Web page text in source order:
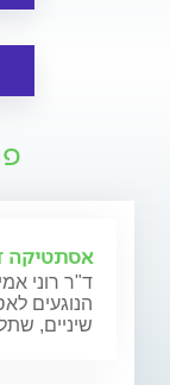
אסתטיקה
ד"ר רוני
הנוגעים
שיניים,